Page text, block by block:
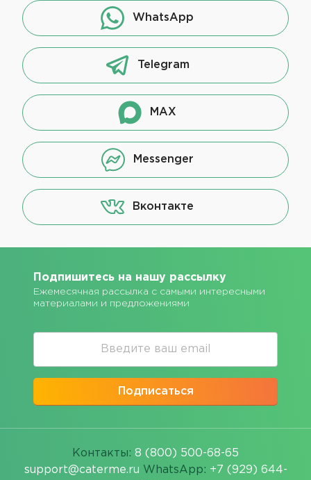
WhatsApp
Telegram
MAX
Messenger
Вконтакте
Подпишитесь на нашу рассылку
Ежемесячная рассылка с самыми интересными
материалами и предложениями
Подписаться
Контакты: 8 (800) 500-68-65
support@caterme.ru WhatsApp: +7 (929) 644-